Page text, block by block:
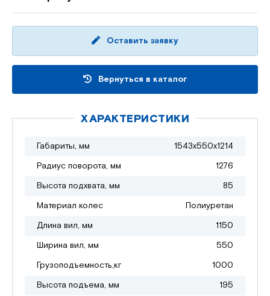
Оставить заявку
Вернуться в каталог
ХАРАКТЕРИСТИКИ
Габариты, мм
1543х550х1214
Радиус поворота, мм
1276
Высота подхвата, мм
85
Материал колес
Полиуретан
Длина вил, мм
1150
Ширина вил, мм
550
Грузоподъемность,кг
1000
Высота подъема, мм
195